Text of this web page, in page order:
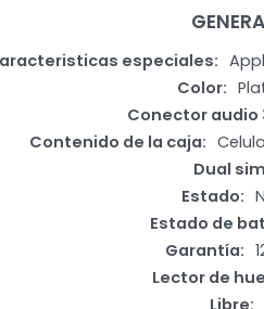
especiales
Color
Conector audio
Contenido de la caja
Dual sim
Estado
Estado de
Garantía
Lector de
Libre